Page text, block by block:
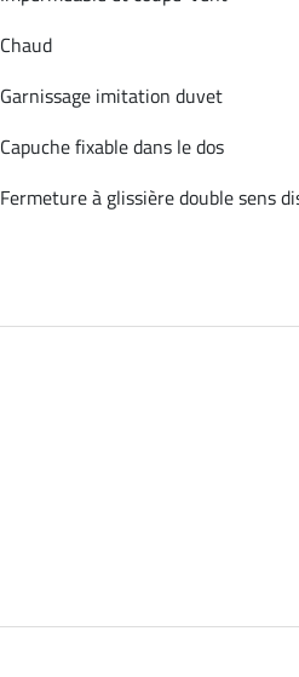
Chaud
Garnissage imitation duvet
Capuche fixable dans le dos
Fermeture à glissière double sens